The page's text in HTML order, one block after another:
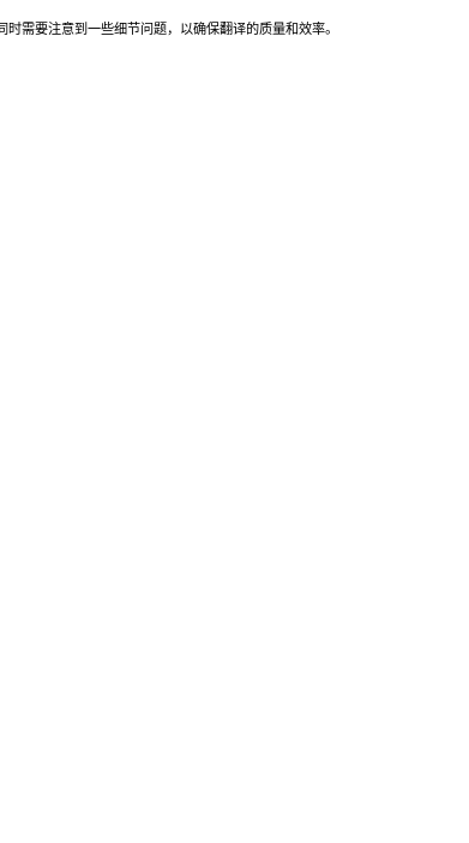
要注意到一些细节问题，以确保翻译的质量和效率。